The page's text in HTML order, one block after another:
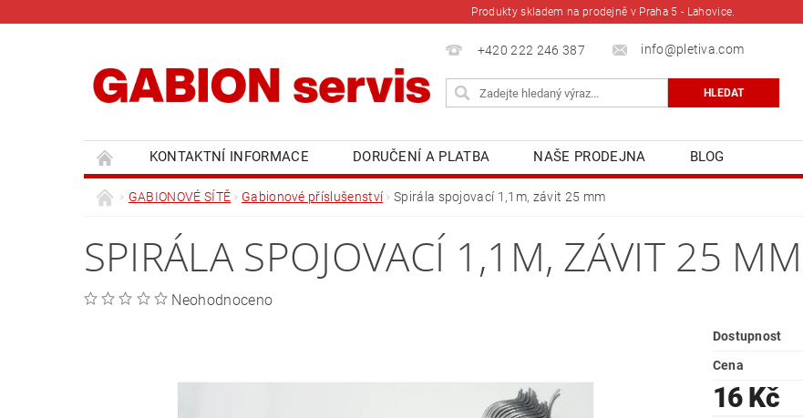
Produkty skladem na prodejně v Praha 5 - Lahovice.
+420 222 246 387 info@pletiva.com
KONTAKTNÍ INFORMACE DORUČENÍ A PLATBA NAŠE PRODEJNA BLOG
GABIONOVÉ SÍTĚ Gabionové příslušenství Spirála spojovací 1,1m, závit 25 mm
SPIRÁLA SPOJOVACÍ 1,1M, ZÁVIT 25 MM
Neohodnoceno
Dostupnost
Cena
16 Kč